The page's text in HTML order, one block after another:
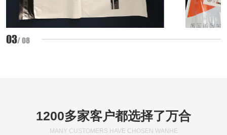
03/ 08
1200多家客户都选择了万合
MANY CUSTOMERS HAVE CHOSEN WANHE